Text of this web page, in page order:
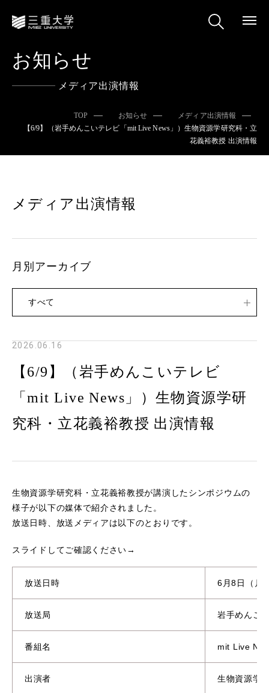
お知らせ
メディア出演情報
TOP お知らせ
メディア出演情報
【6/9】（岩手めんこいテレビ「mit Live News」）生物資源学研究科・立
花義裕教授 出演情報
2026.06.16
【6/9】（岩手めんこいテレビ
「mit Live News」）生物資源学研
究科・立花義裕教授 出演情報
生物資源学研究科・立花義裕教授が講演したシンポジウムの
様子が以下の媒体で紹介されました。
放送日時、放送メディアは以下のとおりです。
スライドしてご確認ください→
放送日時 6月8日（月
放送局 岩手めんこ
番組名 mit Live
出演者 生物資源学
メディア出演情報
月別アーカイブ
すべて